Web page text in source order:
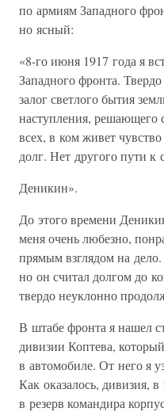
по армиям Западного
но ясный:
«8-го июня 1917 года я
Западного фронта.
залог светлого бытия
наступления,
всех, в ком живет
долг. Нет другого пути к
Деникин».
До этого времени
меня очень любезно,
прямым взглядом на
но он считал долгом до
твердо неуклонно
В штабе фронта я нашел
дивизии Коптева,
в автомобиле. От него я
Как оказалось, дивизия,
в резерв командира